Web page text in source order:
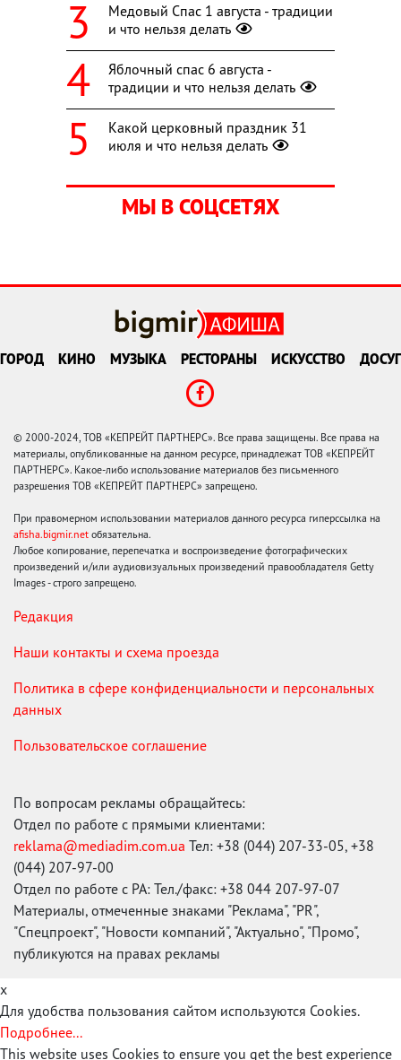
Медовый Спас 1 августа - традиции
и что нельзя делать
Яблочный спас 6 августа -
традиции и что нельзя делать
Какой церковный праздник 31
июля и что нельзя делать
МЫ В СОЦСЕТЯХ
ГОРОД КИНО МУЗЫКА РЕСТОРАНЫ ИСКУССТВО ДОСУГ
© 2000-2024, ТОВ «КЕПРЕЙТ ПАРТНЕРС». Все права защищены. Все права на
материалы, опубликованные на данном ресурсе, принадлежат ТОВ «КЕПРЕЙТ
ПАРТНЕРС». Какое-либо использование материалов без письменного
разрешения ТОВ «КЕПРЕЙТ ПАРТНЕРС» запрещено.
При правомерном использовании материалов данного ресурса гиперссылка на
afisha.bigmir.net обязательна.
Любое копирование, перепечатка и воспроизведение фотографических
произведений и/или аудиовизуальных произведений правообладателя Getty
Images - строго запрещено.
Редакция
Наши контакты и схема проезда
Политика в сфере конфиденциальности и персональных
данных
Пользовательское соглашение
По вопросам рекламы обращайтесь:
Отдел по работе с прямыми клиентами:
reklama@mediadim.com.ua Тел: +38 (044) 207-33-05, +38
(044) 207-97-00
Отдел по работе с РА: Тел./факс: +38 044 207-97-07
Материалы, отмеченные знаками "Реклама", "PR",
"Спецпроект", "Новости компаний", "Актуально", "Промо",
публикуются на правах рекламы
x
Для удобства пользования сайтом используются Cookies.
Подробнее...
This website uses Cookies to ensure you get the best experience